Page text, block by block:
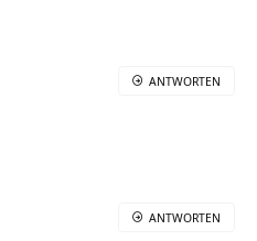
ANTWORTEN
ANTWORTEN